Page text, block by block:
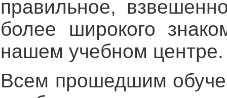
правильное,
более широкого
нашем учебном центре.
Всем прошедшим